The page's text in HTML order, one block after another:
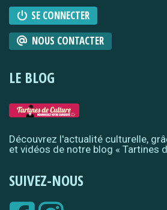
SE CONNECTER
NOUS CONTACTER
LE BLOG
Découvrez l'actualité culturelle,
et vidéos de notre blog « Tartines
SUIVEZ-NOUS